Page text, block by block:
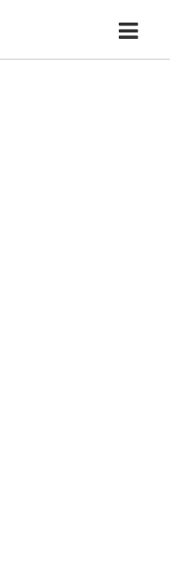
HOME
無在庫で自由気ままに稼
バイマの疑問に現役パー
バイマ活動の疑問に売れ